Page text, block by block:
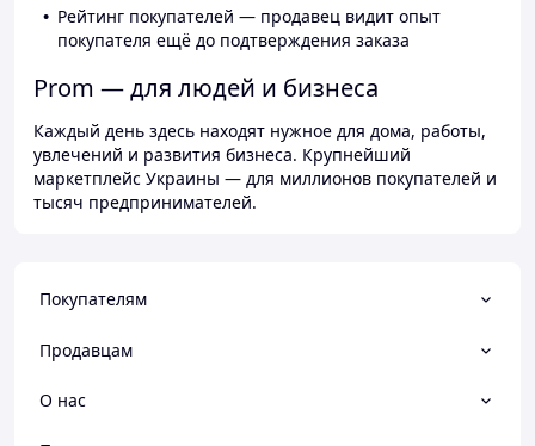
Рейтинг покупателей — продавец видит опыт
покупателя ещё до подтверждения заказа
Prom — для людей и бизнеса
Каждый день здесь находят нужное для дома, работы,
увлечений и развития бизнеса. Крупнейший
маркетплейс Украины — для миллионов покупателей и
тысяч предпринимателей.
Покупателям
Продавцам
О нас